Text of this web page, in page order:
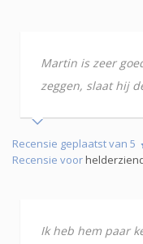
Martin is zeer
zeggen, slaat hij
Recensie geplaatst van 5
Recensie voor
Ik heb hem paar